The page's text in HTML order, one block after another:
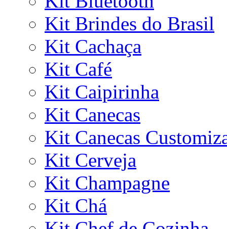
Kit Brindes do Brasil
Kit Cachaça
Kit Café
Kit Caipirinha
Kit Canecas
Kit Canecas
Kit Cerveja
Kit Champagne
Kit Chá